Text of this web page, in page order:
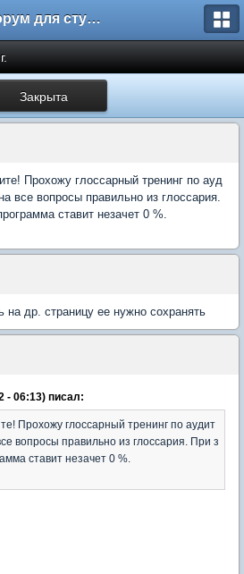
Форум для студента СГА
Закрыта
Прохожу глоссарный тренинг по ауд
все вопросы правильно из глоссария.
ставит незачет 0 %.
на др. страницу ее нужно сохранять
- 06:13) писал:
Прохожу глоссарный тренинг по аудит
вопросы правильно из глоссария. При з
ставит незачет 0 %.